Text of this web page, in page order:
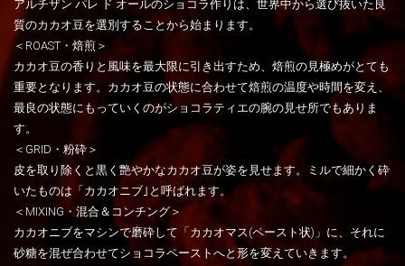
アルチザン パレ ド オールのショコラ作りは、世界中から選び抜いた良
質のカカオ豆を選別することから始まります。
＜ROAST・焙煎＞
カカオ豆の香りと風味を最大限に引き出すため、焙煎の見極めがとても
重要となります。カカオ豆の状態に合わせて焙煎の温度や時間を変え、
最良の状態にもっていくのがショコラティエの腕の見せ所でもありま
す。
＜GRID・粉砕＞
皮を取り除くと黒く艶やかなカカオ豆が姿を見せます。ミルで細かく砕
いたものは「カカオニブ｣と呼ばれます。
＜MIXING・混合＆コンチング＞
カカオニブをマシンで磨砕して「カカオマス(ペースト状)」に、それに
砂糖を混ぜ合わせてショコラペーストへと形を変えていきます。